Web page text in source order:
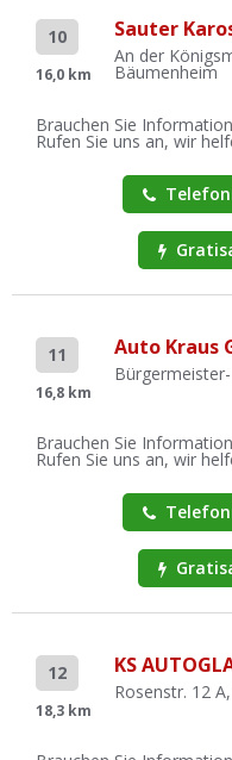
10
16,0 km
Sauter
An der
Bäumenheim
Brauchen Sie
Rufen Sie uns an, wir
11
16,8 km
Auto Kraus
Brauchen Sie
Rufen Sie uns an, wir
12
18,3 km
KS
Rosenstr. 12